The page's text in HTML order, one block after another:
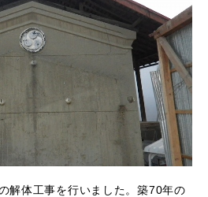
解体工事を行いました。築70年の